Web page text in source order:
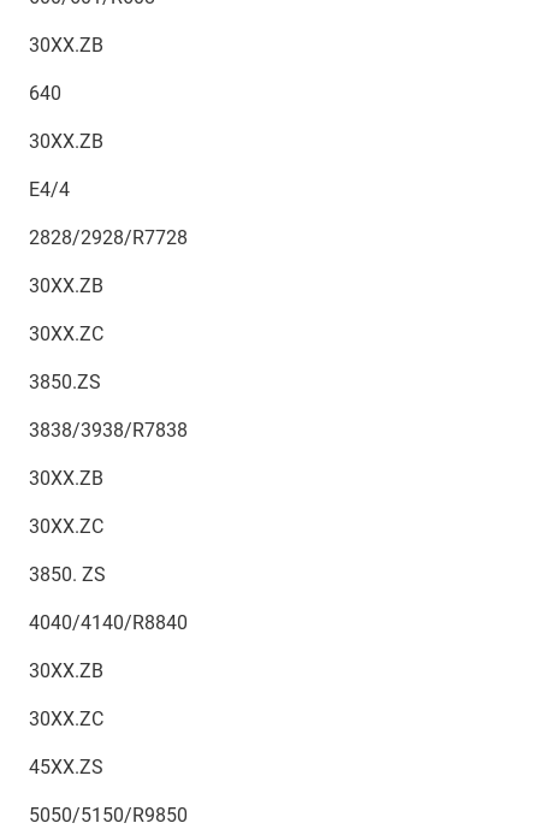
30XX.ZB
640
30XX.ZB
E4/4
2828/2928/R7728
30XX.ZB
30XX.ZC
3850.ZS
3838/3938/R7838
30XX.ZB
30XX.ZC
3850. ZS
4040/4140/R8840
30XX.ZB
30XX.ZC
45XX.ZS
5050/5150/R9850